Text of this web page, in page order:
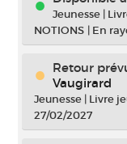
Jeunesse |
NOTIONS | En
Retour
Vaugirard
Jeunesse | Livre
27/02/2027